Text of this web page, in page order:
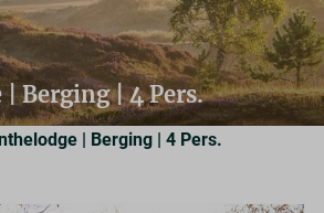
Berging | 4 Pers.
| Berging | 4 Pers.